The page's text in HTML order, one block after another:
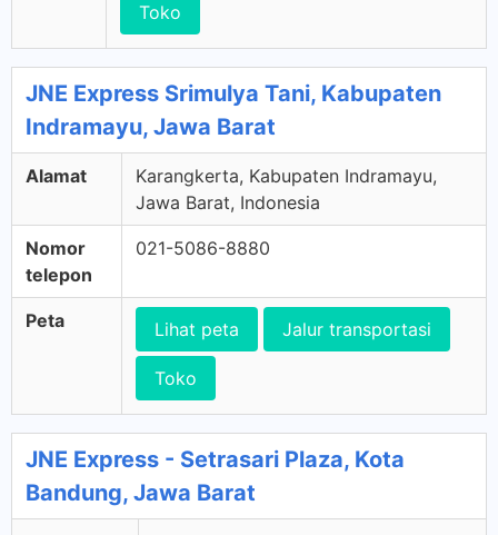
Toko
JNE Express Srimulya Tani, Kabupaten
Indramayu, Jawa Barat
Alamat
Karangkerta, Kabupaten Indramayu,
Jawa Barat, Indonesia
Nomor
telepon
021-5086-8880
Peta Lihat peta Jalur transportasi
Toko
JNE Express - Setrasari Plaza, Kota
Bandung, Jawa Barat